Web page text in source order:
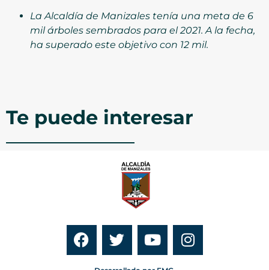
La Alcaldía de Manizales tenía una meta de 6
mil árboles sembrados para el 2021. A la fecha,
ha superado este objetivo con 12 mil.
Te puede interesar